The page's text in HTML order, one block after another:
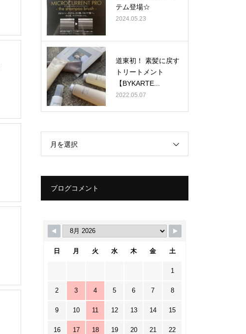
テム登場☆
2024.05.23
道東初！ 素髪に戻す
トリートメント
【BYKARTE...
2022.05.07
月を選択
ブログコメント
日 月 火 水 木 金 土
1
2 3 4 5 6 7 8
9 10 11 12 13 14 15
16 17 18 19 20 21 22